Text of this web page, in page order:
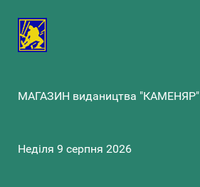
МАГАЗИН видаництва "КАМЕНЯР"
Неділя 9 серпня 2026